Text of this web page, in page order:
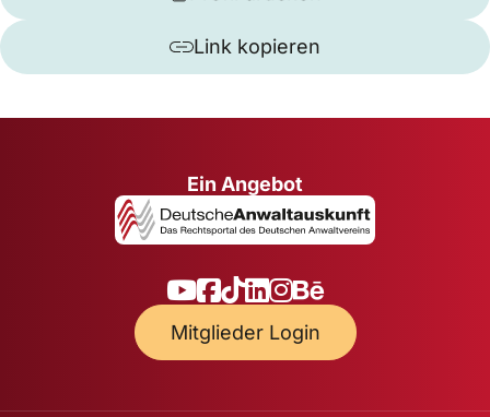
Link kopieren
Ein Angebot
Mitglieder Login